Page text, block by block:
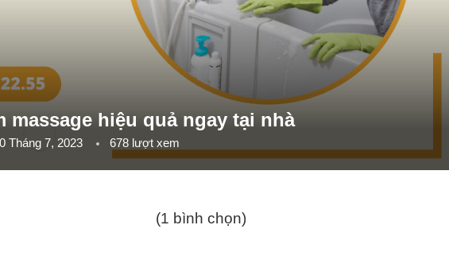
massage hiệu quả ngay tại nhà
Tháng 7, 2023 678 lượt xem
(1 bình chọn)